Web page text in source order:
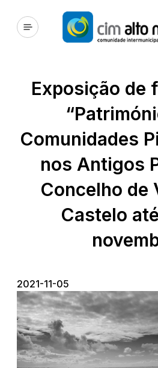
Exposição de
Comunidades
nos Antigos
Concelho de
Castelo
2021-11-05